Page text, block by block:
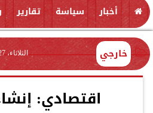
أخبار سياسة تقارير
خارجي الثلاثاء، 27 سبتمبر 2022
اقتصادي: